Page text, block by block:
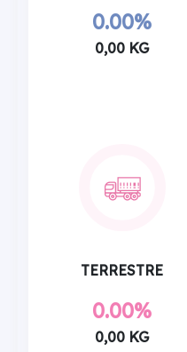
0.00%
0,00 KG
TERRESTRE
0.00%
0,00 KG